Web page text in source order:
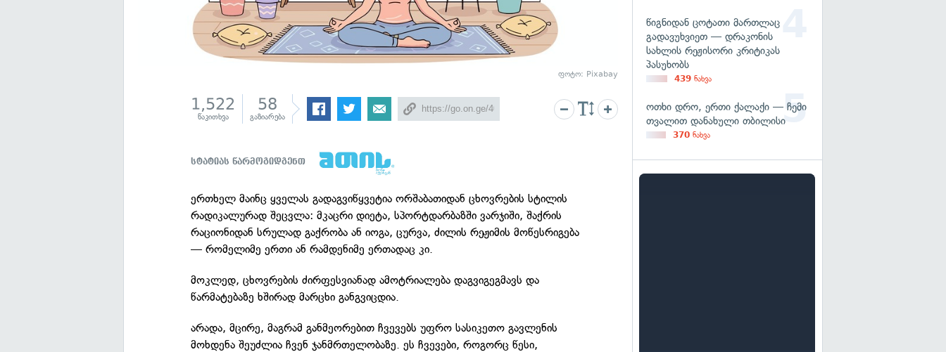
ფოტო: Pixabay
1,522
წაკითხვა
58
გაზიარება
სტატიას წარმოგიდგენთ
ერთხელ მაინც ყველას გადაგვიწყვეტია ორშაბათიდან ცხოვრების სტილის
რადიკალურად შეცვლა: მკაცრი დიეტა, სპორტდარბაზში ვარჯიში, შაქრის
რაციონიდან სრულად გაქრობა ან იოგა, ცურვა, ძილის რეჟიმის მოწესრიგება
— რომელიმე ერთი ან რამდენიმე ერთადაც კი.
მოკლედ, ცხოვრების ძირფესვიანად ამოტრიალება დაგვიგეგმავს და
წარმატებაზე ხშირად მარცხი განგვიცდია.
არადა, მცირე, მაგრამ განმეორებით ჩვევებს უფრო სასიკეთო გავლენის
მოხდენა შეუძლია ჩვენ ჯანმრთელობაზე. ეს ჩვევები, როგორც წესი,
წიგნიდან ცოტათი მართლაც
გადავუხვიეთ — დრაკონის
სახლის რეჟისორი კრიტიკას
პასუხობს
439 ნახვა
ოთხი დრო, ერთი ქალაქი — ჩემი
თვალით დანახული თბილისი
370 ნახვა